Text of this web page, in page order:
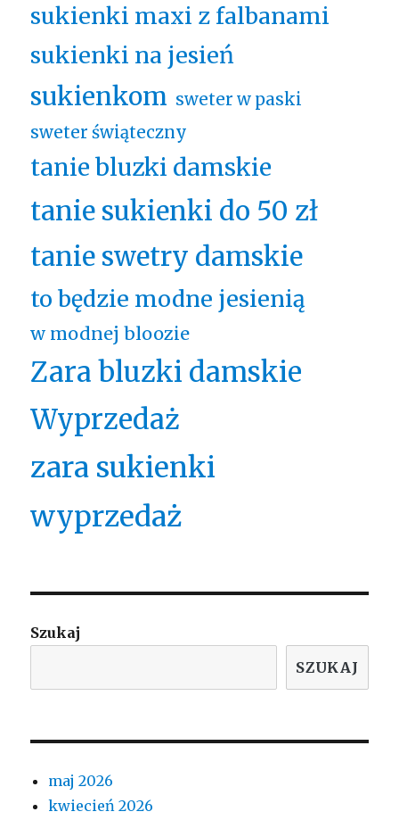
sukienki maxi z falbanami
sukienki na jesień
sukienkom sweter w paski
sweter świąteczny
tanie bluzki damskie
tanie sukienki do 50 zł
tanie swetry damskie
to będzie modne jesienią
w modnej bloozie
Zara bluzki damskie
Wyprzedaż
zara sukienki
wyprzedaż
Szukaj
SZUKAJ
maj 2026
kwiecień 2026